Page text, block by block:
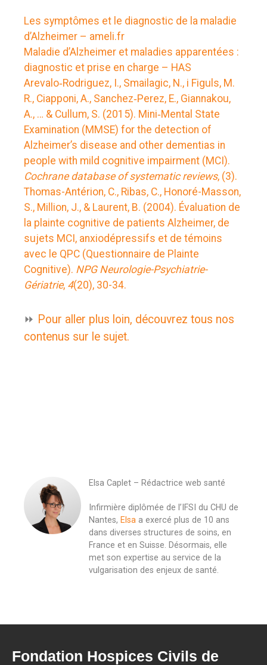
Les symptômes et le diagnostic de la maladie
d’Alzheimer – ameli.fr
Maladie d’Alzheimer et maladies apparentées :
diagnostic et prise en charge – HAS
Arevalo‐Rodriguez, I., Smailagic, N., i Figuls, M.
R., Ciapponi, A., Sanchez‐Perez, E., Giannakou,
A., … & Cullum, S. (2015). Mini‐Mental State
Examination (MMSE) for the detection of
Alzheimer’s disease and other dementias in
people with mild cognitive impairment (MCI).
Cochrane database of systematic reviews, (3).
Thomas-Antérion, C., Ribas, C., Honoré-Masson,
S., Million, J., & Laurent, B. (2004). Évaluation de
la plainte cognitive de patients Alzheimer, de
sujets MCI, anxiodépressifs et de témoins
avec le QPC (Questionnaire de Plainte
Cognitive). NPG Neurologie-Psychiatrie-
Gériatrie, 4(20), 30-34.
⏩ Pour aller plus loin, découvrez tous nos
contenus sur le sujet.
Elsa Caplet – Rédactrice web santé
Infirmière diplômée de l’IFSI du CHU de
Nantes, Elsa a exercé plus de 10 ans
dans diverses structures de soins, en
France et en Suisse. Désormais, elle
met son expertise au service de la
vulgarisation des enjeux de santé.
Fondation Hospices Civils de